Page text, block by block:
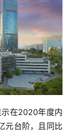
在2020年度内
元台阶，且同比